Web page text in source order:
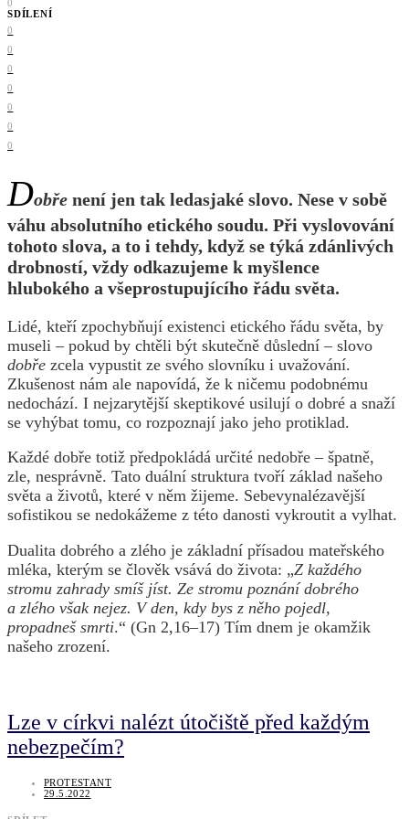
0
SDÍLENÍ
0
0
0
0
0
0
0
Dobře není jen tak ledasjaké slovo. Nese v sobě
váhu absolutního etického soudu. Při vyslovování
tohoto slova, a to i tehdy, když se týká zdánlivých
drobností, vždy odkazujeme k myšlence
hlubokého a všeprostupujícího řádu světa.
Lidé, kteří zpochybňují existenci etického řádu světa, by
museli – pokud by chtěli být skutečně důslední – slovo
dobře zcela vypustit ze svého slovníku i uvažování.
Zkušenost nám ale napovídá, že k ničemu podobnému
nedochází. I nejzarytější skeptikové usilují o dobré a snaží
se vyhýbat tomu, co rozpoznají jako jeho protiklad.
Každé dobře totiž předpokládá určité nedobře – špatně,
zle, nesprávně. Tato duální struktura tvoří základ našeho
světa a životů, které v něm žijeme. Sebevynalézavější
sofistikou se nedokážeme z této danosti vykroutit a vylhat.
Dualita dobrého a zlého je základní přísadou mateřského
mléka, kterým se člověk vsává do života: „Z každého
stromu zahrady smíš jíst. Ze stromu poznání dobrého
a zlého však nejez. V den, kdy bys z něho pojedl,
propadneš smrti.“ (Gn 2,16–17) Tím dnem je okamžik
našeho zrození.
Lze v církvi nalézt útočiště před každým
nebezpečím?
PROTESTANT
29.5.2022